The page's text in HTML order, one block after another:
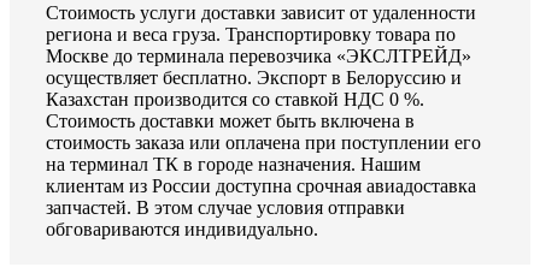
Стоимость услуги доставки зависит от удаленности
региона и веса груза. Транспортировку товара по
Москве до терминала перевозчика «ЭКСЛТРЕЙД»
осуществляет бесплатно. Экспорт в Белоруссию и
Казахстан производится со ставкой НДС 0 %.
Стоимость доставки может быть включена в
стоимость заказа или оплачена при поступлении его
на терминал ТК в городе назначения. Нашим
клиентам из России доступна срочная авиадоставка
запчастей. В этом случае условия отправки
обговариваются индивидуально.